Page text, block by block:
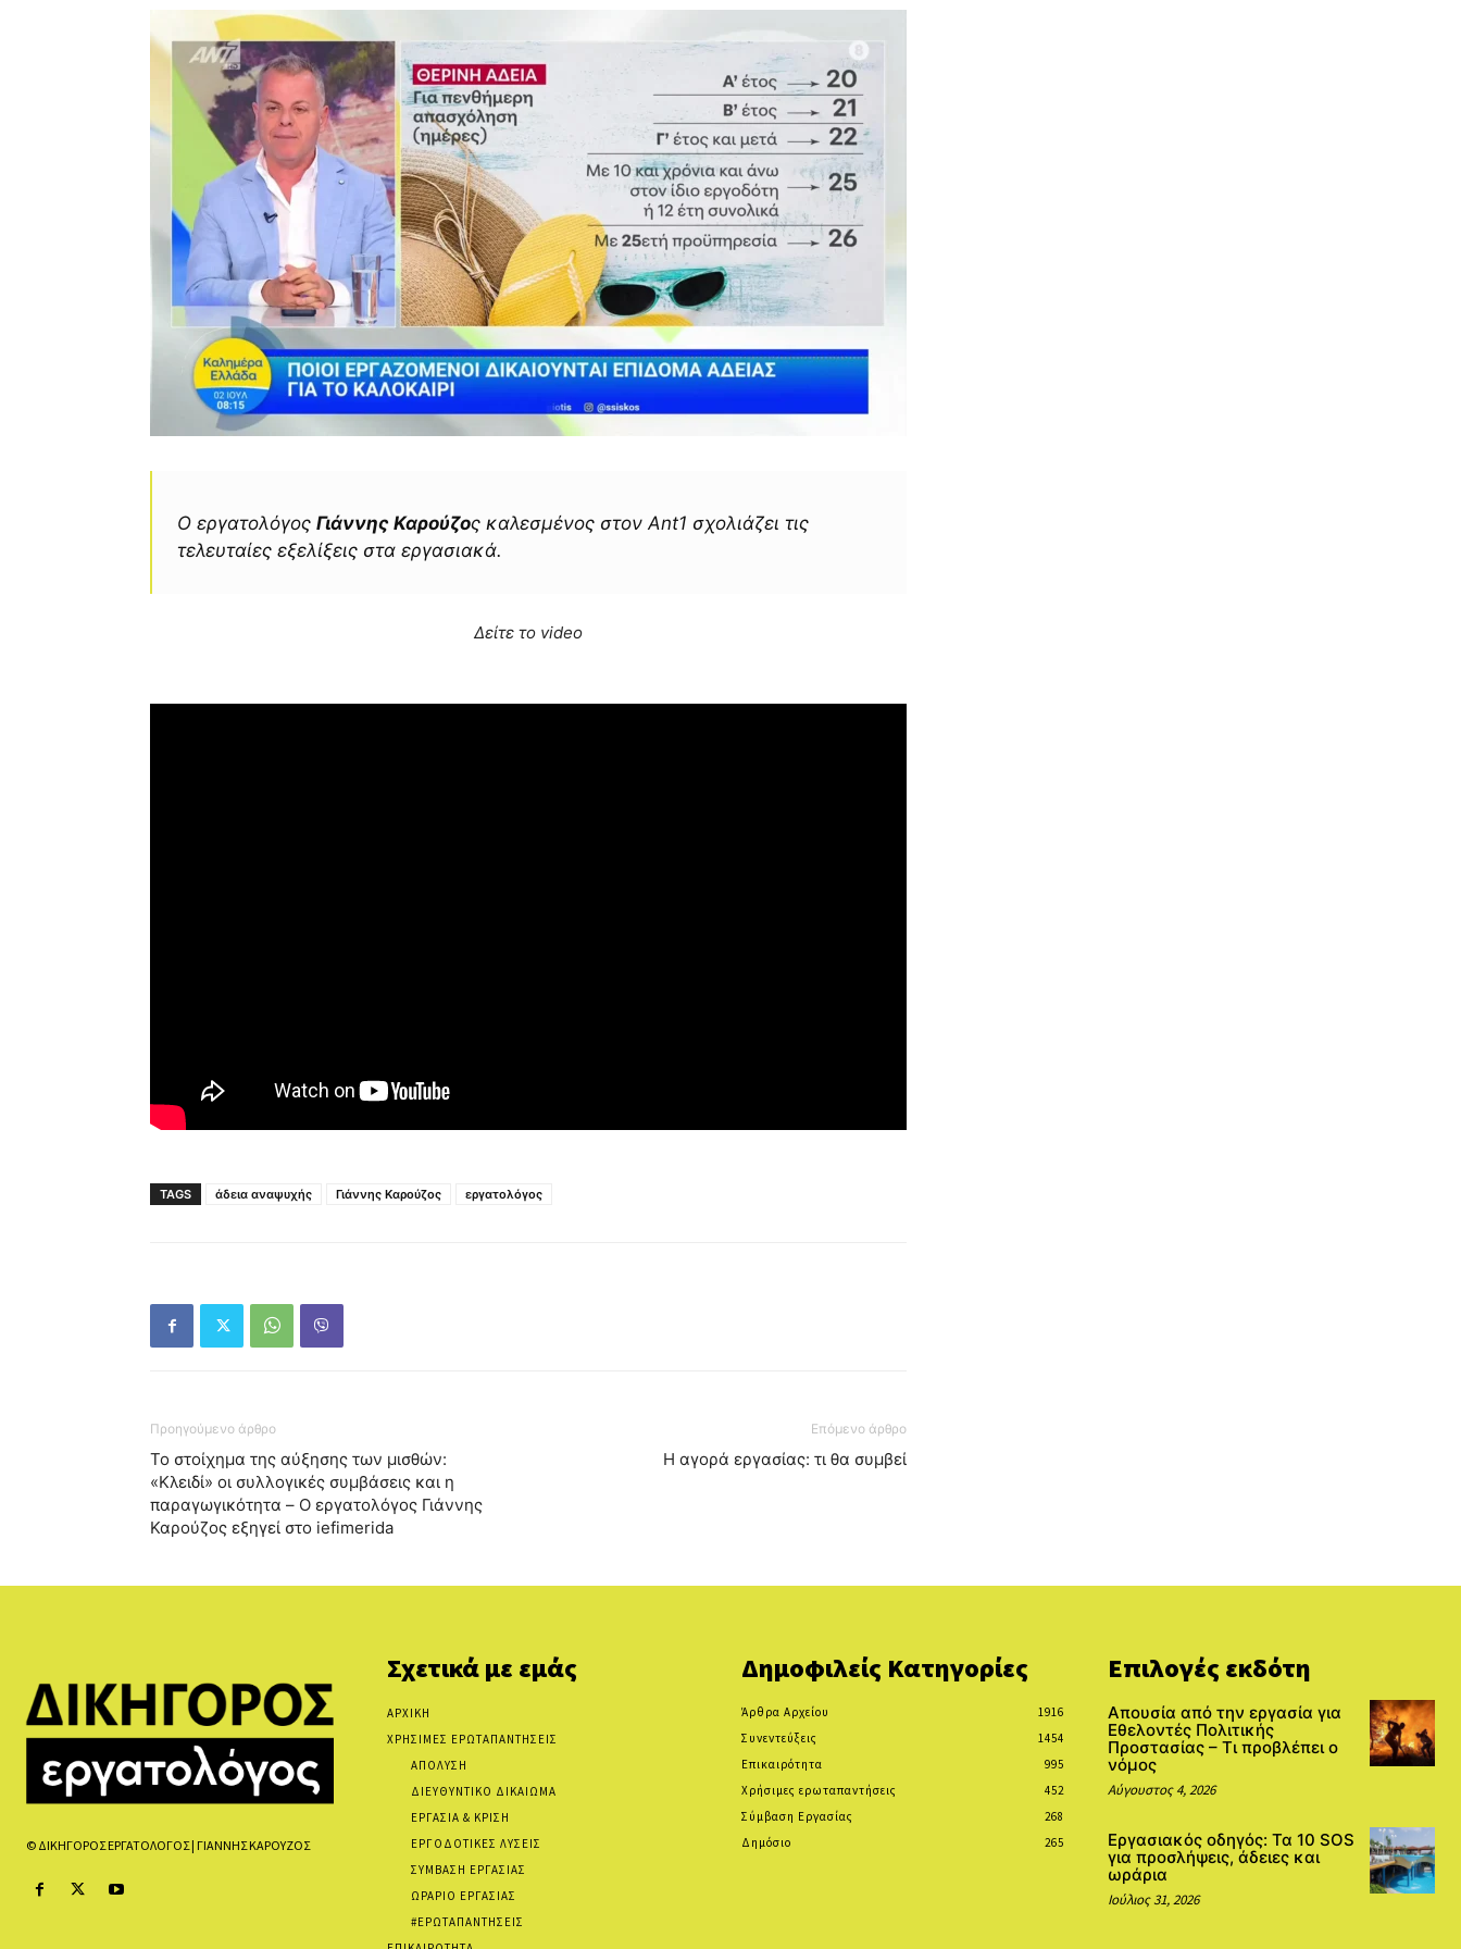
Ο εργατολόγος Γιάννης Καρούζος καλεσμένος στον Ant1 σχολιάζει τις
τελευταίες εξελίξεις στα εργασιακά.
Δείτε το video
TAGS άδεια αναψυχής Γιάννης Καρούζος εργατολόγος
Προηγούμενο άρθρο
Το στοίχημα της αύξησης των μισθών:
«Κλειδί» οι συλλογικές συμβάσεις και η
παραγωγικότητα – O εργατολόγος Γιάννης
Καρούζος εξηγεί στο iefimerida
Επόμενο άρθρο
Η αγορά εργασίας: τι θα συμβεί
© ΔΙΚΗΓΟΡΟΣ ΕΡΓΑΤΟΛΟΓΟΣ | ΓΙΑΝΝΗΣ ΚΑΡΟΥΖΟΣ
Σχετικά με εμάς
ΑΡΧΙΚΗ
ΧΡΗΣΙΜΕΣ ΕΡΩΤΑΠΑΝΤΗΣΕΙΣ
ΑΠΟΛΥΣΗ
ΔΙΕΥΘΥΝΤΙΚΟ ΔΙΚΑΙΩΜΑ
ΕΡΓΑΣΙΑ & ΚΡΙΣΗ
ΕΡΓΟΔΟΤΙΚΕΣ ΛΥΣΕΙΣ
ΣΥΜΒΑΣΗ ΕΡΓΑΣΙΑΣ
ΩΡΑΡΙΟ ΕΡΓΑΣΙΑΣ
#ΕΡΩΤΑΠΑΝΤΗΣΕΙΣ
Δημοφιλείς Κατηγορίες
Άρθρα Αρχείου
1916
Συνεντεύξεις
1454
Επικαιρότητα
995
Χρήσιμες ερωταπαντήσεις
452
Σύμβαση Εργασίας
268
Δημόσιο
265
Επιλογές εκδότη
Απουσία από την εργασία για
Εθελοντές Πολιτικής
Προστασίας – Τι προβλέπει ο
νόμος
Αύγουστος 4, 2026
Εργασιακός οδηγός: Τα 10 SOS
για προσλήψεις, άδειες και
ωράρια
Ιούλιος 31, 2026